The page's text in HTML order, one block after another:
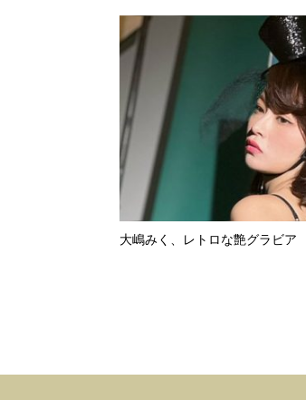
大嶋みく、レトロな艶グラビア